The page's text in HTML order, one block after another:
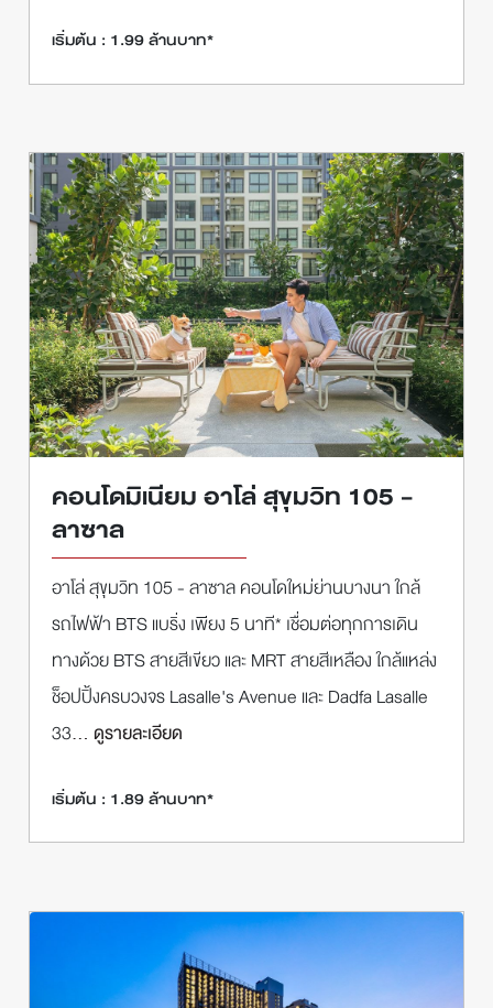
เริ่มต้น : 1.99 ล้านบาท*
คอนโดมิเนียม อาโล่ สุขุมวิท 105 -
ลาซาล
อาโล่ สุขุมวิท 105 - ลาซาล คอนโดใหม่ย่านบางนา ใกล้
รถไฟฟ้า BTS แบริ่ง เพียง 5 นาที* เชื่อมต่อทุกการเดิน
ทางด้วย BTS สายสีเขียว และ MRT สายสีเหลือง ใกล้แหล่ง
ช็อปปิ้งครบวงจร Lasalle's Avenue และ Dadfa Lasalle
33... ดูรายละเอียด
เริ่มต้น : 1.89 ล้านบาท*